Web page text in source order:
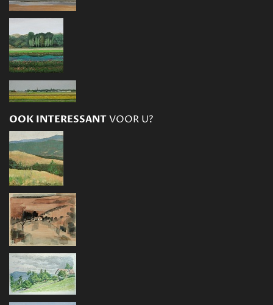
OOK INTERESSANTVOOR U?